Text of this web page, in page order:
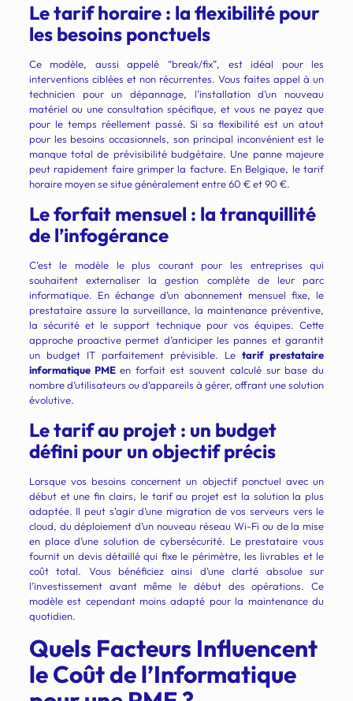
Le tarif horaire : la flexibilité pour
les besoins ponctuels
Ce modèle, aussi appelé “break/fix”, est idéal pour les
interventions ciblées et non récurrentes. Vous faites appel à un
technicien pour un dépannage, l’installation d’un nouveau
matériel ou une consultation spécifique, et vous ne payez que
pour le temps réellement passé. Si sa flexibilité est un atout
pour les besoins occasionnels, son principal inconvénient est le
manque total de prévisibilité budgétaire. Une panne majeure
peut rapidement faire grimper la facture. En Belgique, le tarif
horaire moyen se situe généralement entre 60 € et 90 €.
Le forfait mensuel : la tranquillité
de l’infogérance
C’est le modèle le plus courant pour les entreprises qui
souhaitent externaliser la gestion complète de leur parc
informatique. En échange d’un abonnement mensuel fixe, le
prestataire assure la surveillance, la maintenance préventive,
la sécurité et le support technique pour vos équipes. Cette
approche proactive permet d’anticiper les pannes et garantit
un budget IT parfaitement prévisible. Letarif prestataire
informatique PMEen forfait est souvent calculé sur base du
nombre d’utilisateurs ou d’appareils à gérer, offrant une solution
évolutive.
Le tarif au projet : un budget
défini pour un objectif précis
Lorsque vos besoins concernent un objectif ponctuel avec un
début et une fin clairs, le tarif au projet est la solution la plus
adaptée. Il peut s’agir d’une migration de vos serveurs vers le
cloud, du déploiement d’un nouveau réseau Wi-Fi ou de la mise
en place d’une solution de cybersécurité. Le prestataire vous
fournit un devis détaillé qui fixe le périmètre, les livrables et le
coût total. Vous bénéficiez ainsi d’une clarté absolue sur
l’investissement avant même le début des opérations. Ce
modèle est cependant moins adapté pour la maintenance du
quotidien.
Quels Facteurs Influencent
le Coût de l’Informatique